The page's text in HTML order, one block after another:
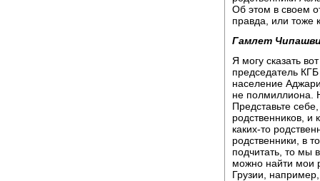
Об этом в своем
правда, или тоже
Гамлет
Я могу сказать
председатель
население
не полмиллиона.
Представьте
родственников, и
каких-то
родственники, в
подчитать, то мы
можно найти мои
Грузии,